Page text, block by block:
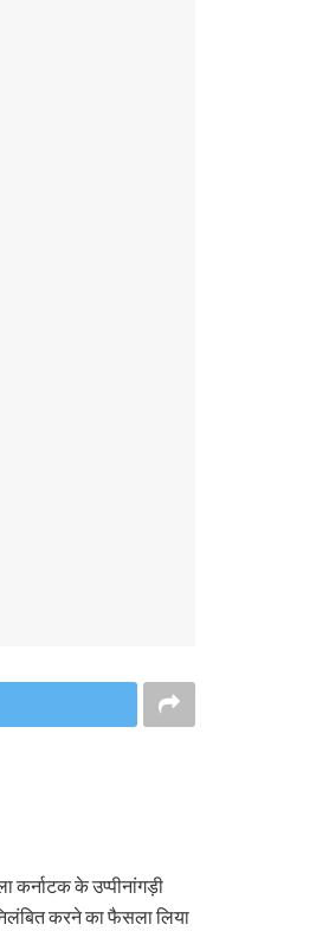
कर्नाटक के उप्पीनांगड़ी
करने का फैसला लिया